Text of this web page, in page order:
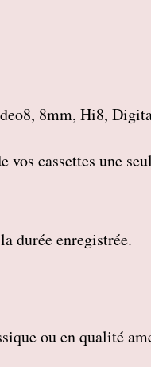
8mm, Hi8,
cassettes une
durée enregistrée.
ou en qualité